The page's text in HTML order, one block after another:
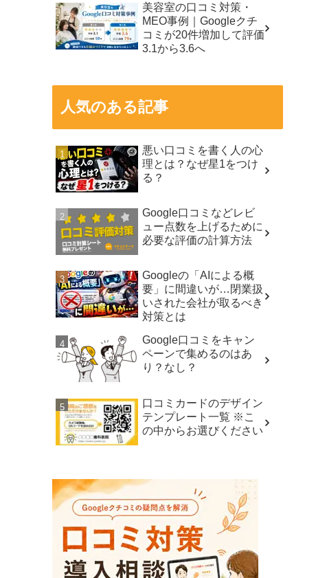
美容室の口コミ対策・
MEO事例｜Googleクチ
コミが20件増加して評価
3.1から3.6へ
人気のある記事
悪い口コミを書く人の心
理とは？なぜ星1をつけ
る？
Google口コミなどレビ
ュー点数を上げるために
必要な評価の計算方法
Googleの「AIによる概
要」に間違いが…閉業扱
いされた会社が取るべき
対策とは
Google口コミをキャン
ペーンで集めるのはあ
り？なし？
口コミカードのデザイン
テンプレート一覧 ※こ
の中からお選びください